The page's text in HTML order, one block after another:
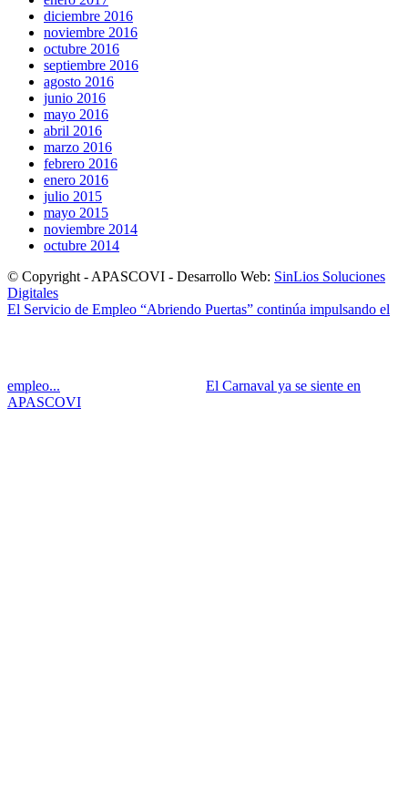
diciembre 2016
noviembre 2016
octubre 2016
septiembre 2016
agosto 2016
junio 2016
mayo 2016
abril 2016
marzo 2016
febrero 2016
enero 2016
julio 2015
mayo 2015
noviembre 2014
octubre 2014
© Copyright - APASCOVI - Desarrollo Web: SinLios Soluciones
Digitales
El Servicio de Empleo “Abriendo Puertas” continúa impulsando el
empleo...
El Carnaval ya se siente en
APASCOVI